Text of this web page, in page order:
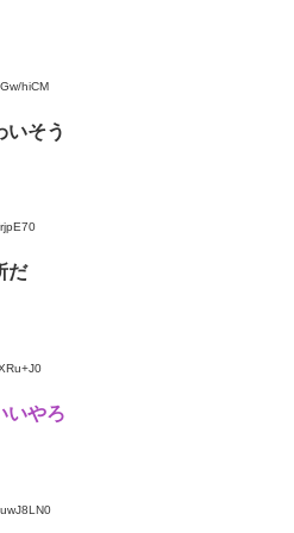
hiCM
いそう
だ
いやろ